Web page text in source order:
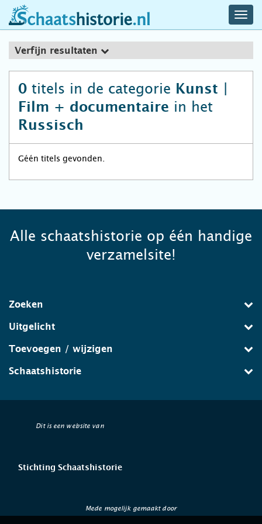
schaatshistorie.nl
Verfijn resultaten
0 titels in de categorie Kunst |
Film + documentaire in het
Russisch
Géén titels gevonden.
Alle schaatshistorie op één handige
verzamelsite!
Zoeken
Uitgelicht
Toevoegen / wijzigen
Schaatshistorie
Dit is een website van
Stichting Schaatshistorie
Mede mogelijk gemaakt door